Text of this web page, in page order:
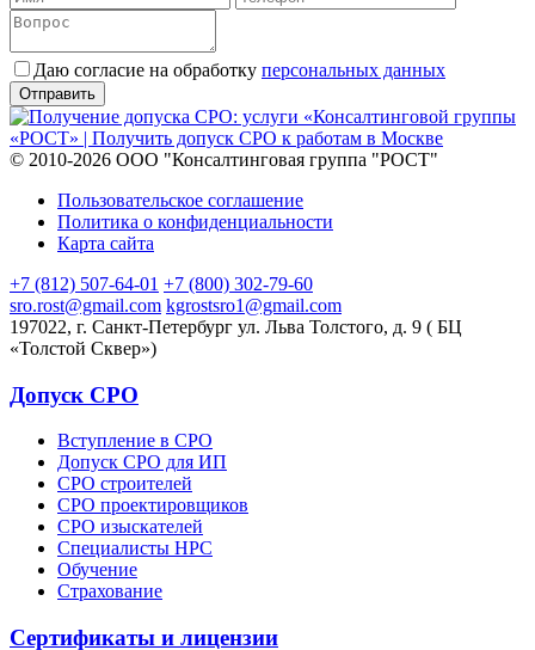
Даю согласие на обработку персональных данных
© 2010-2026 ООО "Консалтинговая группа "РОСТ"
Пользовательское соглашение
Политика о конфиденциальности
Карта сайта
+7 (812) 507-64-01 +7 (800) 302-79-60
sro.rost@gmail.com kgrostsro1@gmail.com
197022, г. Санкт-Петербург ул. Льва Толстого, д. 9 ( БЦ
«Толстой Сквер»)
Допуск СРО
Вступление в СРО
Допуск СРО для ИП
СРО строителей
СРО проектировщиков
СРО изыскателей
Специалисты НРС
Обучение
Страхование
Сертификаты и лицензии